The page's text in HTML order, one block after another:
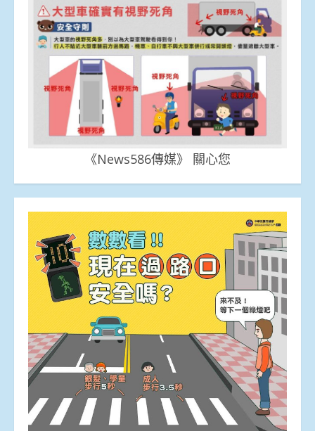
《News586傳媒》 關心您